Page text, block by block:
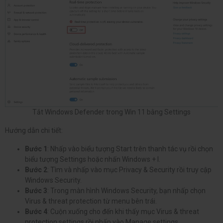
Tắt Windows Defender trong Win 11 bằng Settings
Hướng dẫn chi tiết:
Bước 1 : Nhấp vào biểu tượng Start trên thanh tác vụ rồi chọn
biểu tượng Settings hoặc nhấn Windows + I.
Bước 2: Tìm và nhấp vào mục Privacy & Security rồi truy cập
Windows Security.
Bước 3: Trong màn hình Windows Security, bạn nhấp chọn
Virus & threat protection từ menu bên trái.
Bước 4: Cuộn xuống cho đến khi thấy mục Virus & threat